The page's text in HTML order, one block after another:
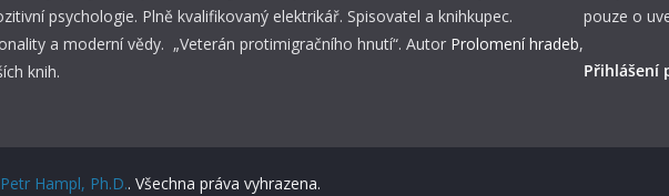
psychologie. Plně kvalifikovaný elektrikář. Spisovatel a knihkupec.
a moderní vědy. „Veterán protimigračního hnutí“. Autor Prolomení hradeb,
knih.
pouze o
Přihlášení
Hampl, Ph.D.. Všechna práva vyhrazena.